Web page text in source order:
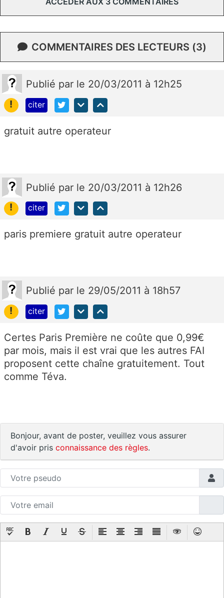
COMMENTAIRES DES LECTEURS (3)
Publié par le 20/03/2011 à 12h25
!
citer
gratuit autre operateur
Publié par le 20/03/2011 à 12h26
!
citer
paris premiere gratuit autre operateur
Publié par le 29/05/2011 à 18h57
!
citer
Certes Paris Première ne coûte que 0,99€
par mois, mais il est vrai que les autres FAI
proposent cette chaîne gratuitement. Tout
comme Téva.
Bonjour, avant de poster, veuillez vous assurer
d'avoir pris connaissance des règles.